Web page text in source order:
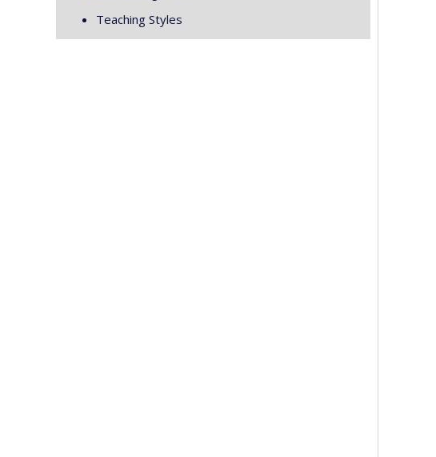
Teaching Styles